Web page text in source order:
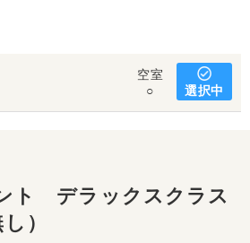
空室
○
選択中
ト デラックスクラス
）